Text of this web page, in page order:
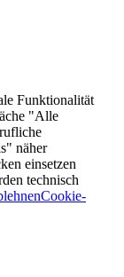
Funktionalität
"Alle
näher
einsetzen
technisch
Cookie-